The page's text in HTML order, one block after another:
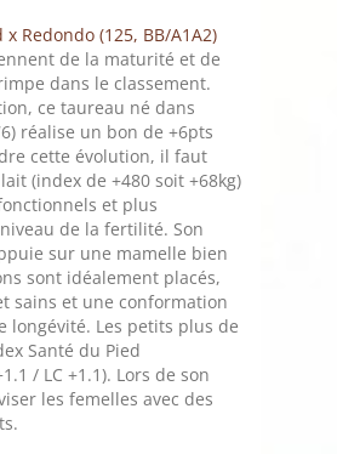
Redondo (125, BB/A1A2)
de la maturité et de
dans le classement.
ce taureau né dans
réalise un bon de +6pts
cette évolution, il faut
(index de +480 soit +68kg)
et plus
de la fertilité. Son
sur une mamelle bien
sont idéalement placés,
sains et une conformation
longévité. Les petits plus de
Santé du Pied
/ LC +1.1). Lors de son
les femelles avec des